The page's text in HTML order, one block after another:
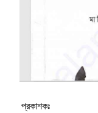
প্রকাশকঃ